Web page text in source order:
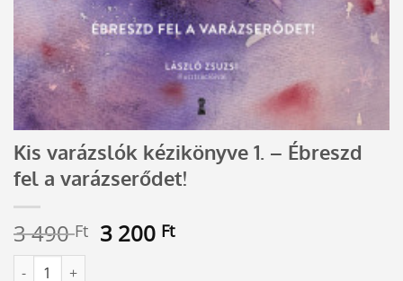
Kis varázslók kézikönyve 1. – Ébreszd
fel a varázserődet!
3 490Ft Original
3 200 FtCurrent
Kis varázslók kézikönyve 1. - Ébreszd fel a varázserődet!
Alternative: